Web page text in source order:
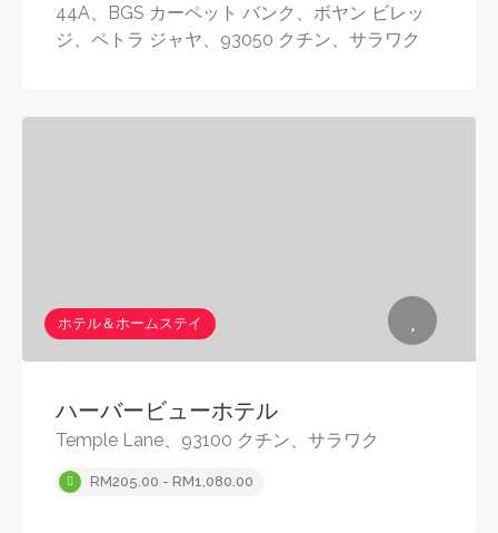
44A、BGS カーペット バンク、ボヤン ビレッ
ジ、ペトラ ジャヤ、93050 クチン、サラワク
ホテル＆ホームステイ
ハーバービューホテル
Temple Lane、93100 クチン、サラワク
RM205.00 - RM1,080.00